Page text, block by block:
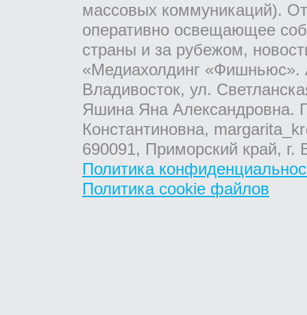
массовых коммуникаций).
оперативно освещающее
страны и за рубежом,
«Медиахолдинг «Фишньюс».
Владивосток, ул.
Яшина Яна Александровна.
Константиновна,
690091, Приморский край,
Политика
Политика cookie файлов